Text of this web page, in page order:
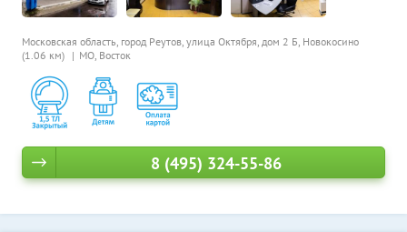
Московская область, город Реутов, улица Октября, дом 2 Б, Новокосино
(1.06 км)
МО, Восток
8 (495) 324-55-86